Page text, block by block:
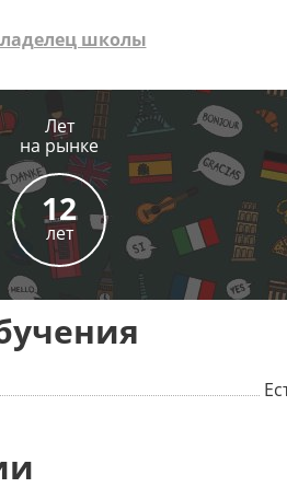
школы
Лет
на рынке
12
лет